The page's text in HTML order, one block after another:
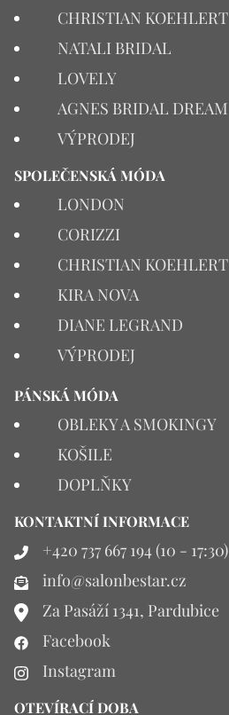
CHRISTIAN KOEHLERT
NATALI BRIDAL
LOVELY
AGNES BRIDAL DREAM
VÝPRODEJ
SPOLEČENSKÁ MÓDA
LONDON
CORIZZI
CHRISTIAN KOEHLERT
KIRA NOVA
DIANE LEGRAND
VÝPRODEJ
PÁNSKÁ MÓDA
OBLEKY A SMOKINGY
KOŠILE
DOPLŇKY
KONTAKTNÍ INFORMACE
+420 737 667 194 (10 - 17:30)
info@salonbestar.cz
Za Pasáží 1341, Pardubice
Facebook
Instagram
OTEVÍRACÍ DOBA